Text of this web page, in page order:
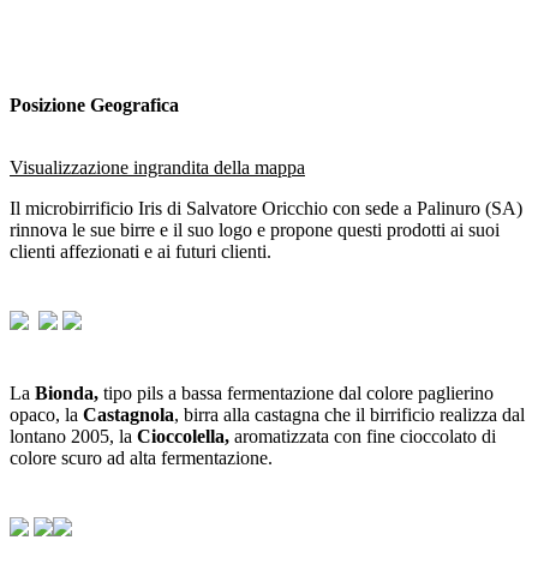
Posizione Geografica
Visualizzazione ingrandita della mappa
Il microbirrificio Iris di Salvatore Oricchio con sede a Palinuro (SA)
rinnova le sue birre e il suo logo e propone questi prodotti ai suoi
clienti affezionati e ai futuri clienti.
La Bionda, tipo pils a bassa fermentazione dal colore paglierino
opaco, la Castagnola, birra alla castagna che il birrificio realizza dal
lontano 2005, la Cioccolella, aromatizzata con fine cioccolato di
colore scuro ad alta fermentazione.